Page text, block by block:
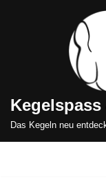
Das Kegeln neu